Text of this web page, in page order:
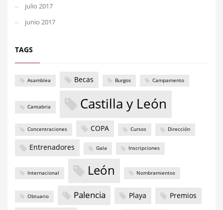
julio 2017
junio 2017
TAGS
Asamblea Becas Burgos Campamento
Cantabria Castilla y León
Concentraciones COPA Cursos Dirección
Entrenadores Gala Inscripciones
Internacional León Nombramientos
Obtuario Palencia Playa Premios